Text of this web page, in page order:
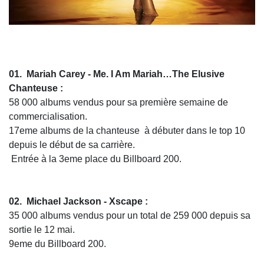
01. Mariah Carey - Me. I Am Mariah…The Elusive
Chanteuse :
58 000 albums vendus pour sa première semaine de
commercialisation.
17eme albums de la chanteuse à débuter dans le top 10
depuis le début de sa carrière.
Entrée à la 3eme place du Billboard 200.
02. Michael Jackson - Xscape :
35 000 albums vendus pour un total de 259 000 depuis sa
sortie le 12 mai.
9eme du Billboard 200.